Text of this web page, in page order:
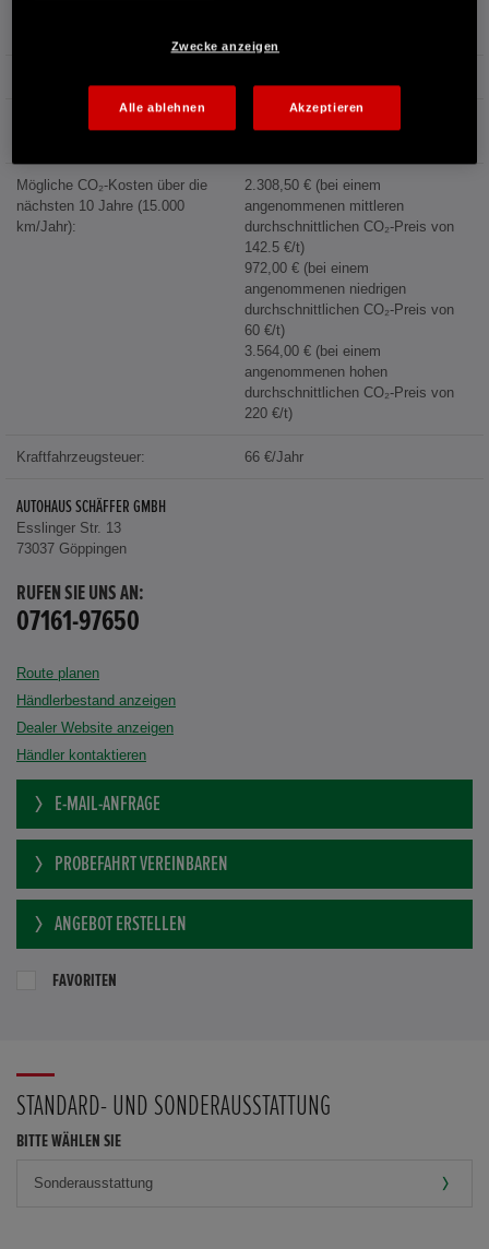
Mögliche CO₂-Kosten über die
nächsten 10 Jahre (15.000
km/Jahr):
2.308,50 € (bei einem
angenommenen mittleren
durchschnittlichen CO₂-Preis von
142.5 €/t)
972,00 € (bei einem
angenommenen niedrigen
durchschnittlichen CO₂-Preis von
60 €/t)
3.564,00 € (bei einem
angenommenen hohen
durchschnittlichen CO₂-Preis von
220 €/t)
Kraftfahrzeugsteuer: 66 €/Jahr
AUTOHAUS SCHÄFFER GMBH
Esslinger Str. 13
73037 Göppingen
RUFEN SIE UNS AN:
07161-97650
Route planen
Händlerbestand anzeigen
Dealer Website anzeigen
Händler kontaktieren
E-MAIL-ANFRAGE
PROBEFAHRT VEREINBAREN
ANGEBOT ERSTELLEN
FAVORITEN
STANDARD- UND SONDERAUSSTATTUNG
BITTE WÄHLEN SIE
Zwecke anzeigen
Alle ablehnen Akzeptieren